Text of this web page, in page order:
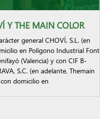
Y THE MAIN COLOR
general CHOVÍ, S.L. (en
en Polígono Industrial Font
(Valencia) y con CIF B-
S.C. (en adelante, Themain
domicilio en